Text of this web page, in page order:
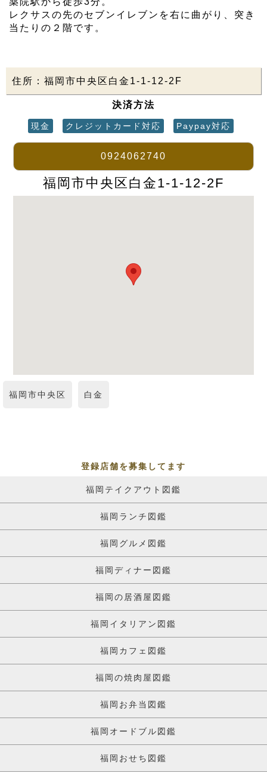
レクサスの先のセブンイレブンを右に曲がり、突き
当たりの２階です。
住所：福岡市中央区白金1-1-12-2F
決済方法
現金 クレジットカード対応 Paypay対応
0924062740
福岡市中央区白金1-1-12-2F
福岡市中央区 白金
登録店舗を募集してます
福岡テイクアウト図鑑
福岡ランチ図鑑
福岡グルメ図鑑
福岡ディナー図鑑
福岡の居酒屋図鑑
福岡イタリアン図鑑
福岡カフェ図鑑
福岡の焼肉屋図鑑
福岡お弁当図鑑
福岡オードブル図鑑
福岡おせち図鑑